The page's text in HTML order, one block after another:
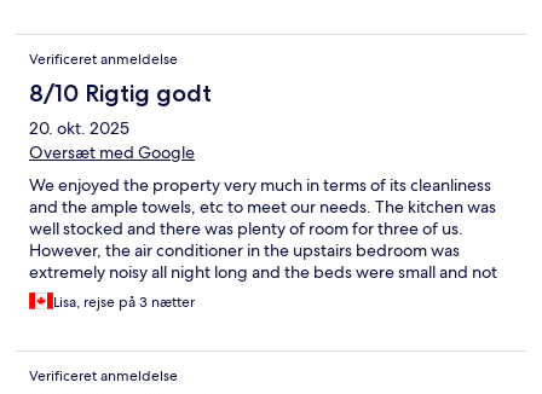
Verificeret anmeldelse
8/10 Rigtig godt
20. okt. 2025
Oversæt med Google
We enjoyed the property very much in terms of its cleanliness
and the ample towels, etc to meet our needs. The kitchen was
well stocked and there was plenty of room for three of us.
However, the air conditioner in the upstairs bedroom was
extremely noisy all night long and the beds were small and not
very comfortable. Otherwise, it was a clean, comfortable
property with a 7-11 nearby which came in very handy.
Lisa, rejse på 3 nætter
Verificeret anmeldelse